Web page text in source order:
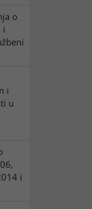
o
i
i
u
i